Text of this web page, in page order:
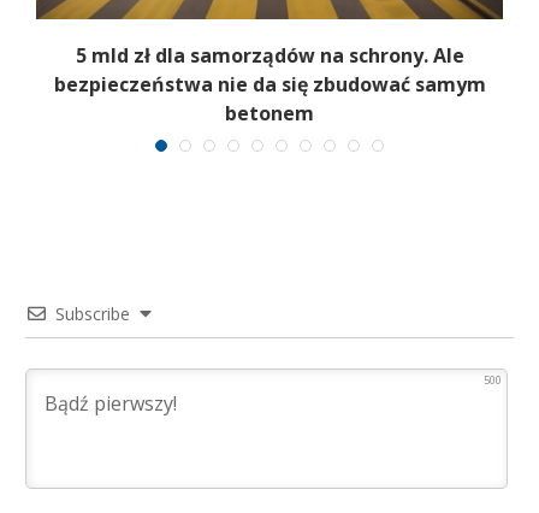
5 mld zł dla samorządów na schrony. Ale
bezpieczeństwa nie da się zbudować samym
betonem
Subscribe
500